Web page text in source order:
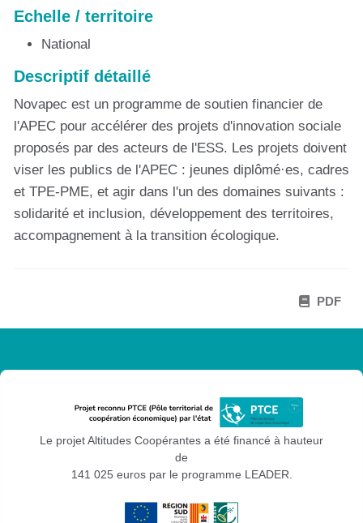
Echelle / territoire
National
Descriptif détaillé
Novapec est un programme de soutien financier de
l'APEC pour accélérer des projets d'innovation sociale
proposés par des acteurs de l'ESS. Les projets doivent
viser les publics de l'APEC : jeunes diplômé·es, cadres
et TPE-PME, et agir dans l'un des domaines suivants :
solidarité et inclusion, développement des territoires,
accompagnement à la transition écologique.
PDF
Le projet Altitudes Coopérantes a été financé à hauteur
de
141 025 euros par le programme LEADER.